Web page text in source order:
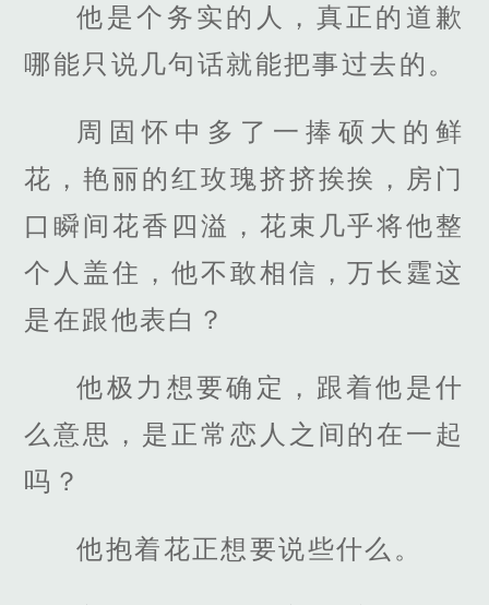
他是个务实的人，真正的道歉
哪能只说几句话就能把事过去的。
周固怀中多了一捧硕大的鲜
花，艳丽的红玫瑰挤挤挨挨，房门
口瞬间花香四溢，花束几乎将他整
个人盖住，他不敢相信，万长霆这
是在跟他表白？
他极力想要确定，跟着他是什
么意思，是正常恋人之间的在一起
吗？
他抱着花正想要说些什么。